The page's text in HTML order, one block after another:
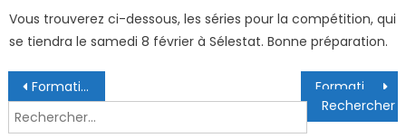
Vous trouverez ci-dessous, les séries pour la compétition, qui
se tiendra le samedi 8 février à Sélestat. Bonne préparation.
Navigation de l’article
Formation PSP Samedi 16 mars 2024
Rechercher :